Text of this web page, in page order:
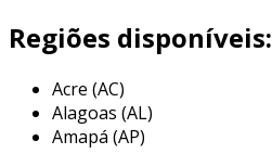
Regiões disponíveis:
Acre (AC)
Alagoas (AL)
Amapá (AP)